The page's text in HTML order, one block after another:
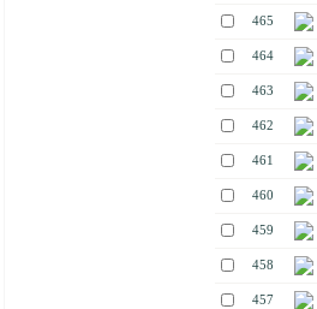
465
464
463
462
461
460
459
458
457